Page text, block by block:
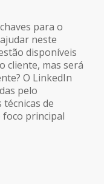
para o
neste
disponíveis
cliente, mas será
O LinkedIn
pelo
de
foco principal